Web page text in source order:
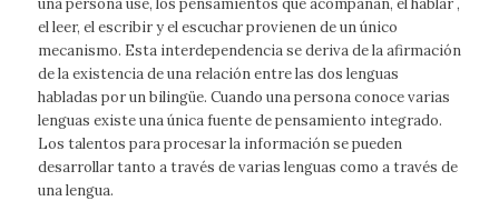
una persona use, los pensamientos que acompañan, el hablar ,
el leer, el escribir y el escuchar provienen de un único
mecanismo. Esta interdependencia se deriva de la afirmación
de la existencia de una relación entre las dos lenguas
habladas por un bilingüe. Cuando una persona conoce varias
lenguas existe una única fuente de pensamiento integrado.
Los talentos para procesar la información se pueden
desarrollar tanto a través de varias lenguas como a través de
una lengua.